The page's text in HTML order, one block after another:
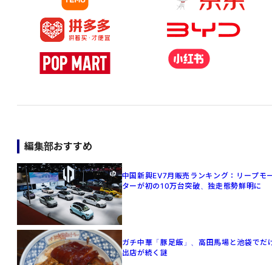
編集部おすすめ
中国新興EV7月販売ランキング：リープモ
ターが初の10万台突破、独走態勢鮮明に
ガチ中華「豚足飯」、高田馬場と池袋でだ
出店が続く謎